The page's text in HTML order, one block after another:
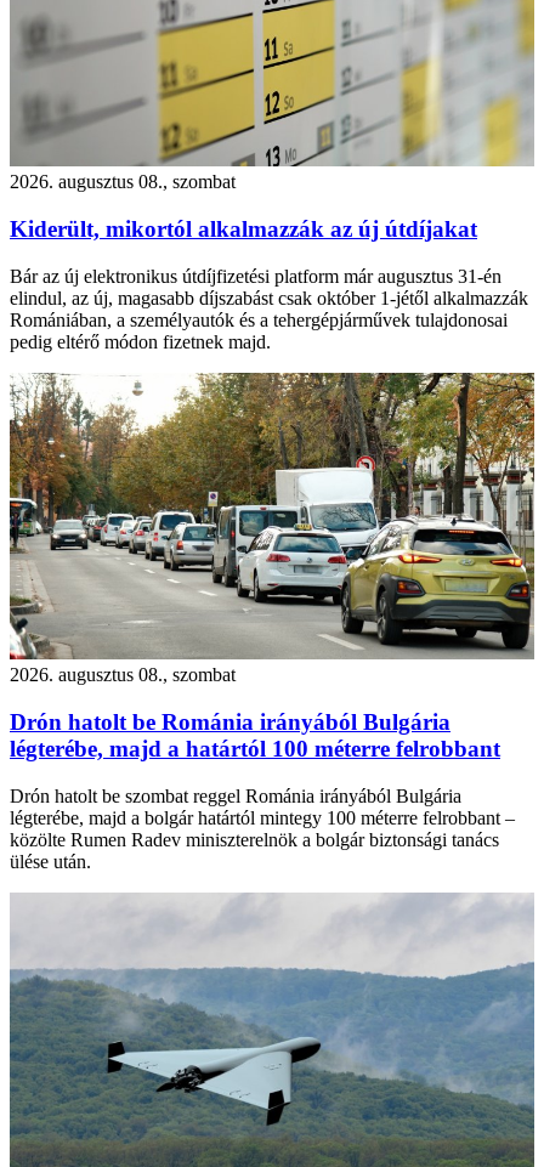
2026. augusztus 08., szombat
Kiderült, mikortól alkalmazzák az új útdíjakat
Bár az új elektronikus útdíjfizetési platform már augusztus 31-én
elindul, az új, magasabb díjszabást csak október 1-jétől alkalmazzák
Romániában, a személyautók és a tehergépjárművek tulajdonosai
pedig eltérő módon fizetnek majd.
2026. augusztus 08., szombat
Drón hatolt be Románia irányából Bulgária
légterébe, majd a határtól 100 méterre felrobbant
Drón hatolt be szombat reggel Románia irányából Bulgária
légterébe, majd a bolgár határtól mintegy 100 méterre felrobbant –
közölte Rumen Radev miniszterelnök a bolgár biztonsági tanács
ülése után.